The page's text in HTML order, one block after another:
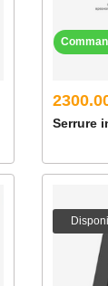
Serrure